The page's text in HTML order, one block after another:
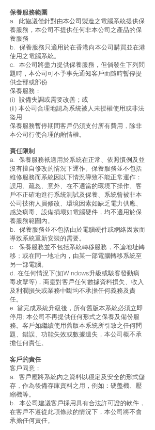
保養服務範圍
a. 此協議僅針對由本公司製造之電腦系統提供保
養服務，本公司不提供任何非本公司之產品的保
養服務
b. 保養服務只適用於在香港向本公司購買並在港
使用之電腦系統。
c. 本公司將盡力提供保養服務，但倘發生下列問
題時，本公司可不予事先通知客戶而隨時暫停提
供全部或部份
保養服務：
(i) 設備失調或需要改善；或
(ii) 本公司合理地認為系統被人未授權使用或非法
盜用
保養服務暫停期間客戶仍須支付所有費用，除非
本公司行使合理的酌情權。
責任限制
a. 保養服務衹適用於系統在正常、依照慣例及並
沒有擅自修改的情況下運作。保養服務並不包括
維修服務而系統因以下情況導致不能正常運作：
誤用、疏忽、意外、在不適當的環境下操作、客
戶不正確地進行系統測試及保養、系統曾被非本
公司技術人員修改、環境因素如缺乏電力供應、
感染病毒、設備損壞如電腦硬件，均不適用於保
養服務範圍內。
b. 保養服務並不包括由於電腦硬件或網絡因素而
導致系統重新安裝的需要。
c. 保養服務並不包括系統轉移服務，不論地址轉
移；或在同一地址內，由某一部電腦轉移系統至
另一部電腦。
d. 在任何情況下(如Windows升級或駭客發動病
毒攻擊等)，商靈對客戶任何數據資料損失、收入
及利潤損失或業務中斷均不承擔任何義務及責
任。
e. 當完成系統升級後，所有舊版本系統必須立即
停用; 本公司不再提供任何形式之保養及備份服
務。客戶如繼續使用舊版本系統所引致之任何問
題、錯誤、功能失效或數據遺失，本公司概不承
擔任何責任。
客戶的責任
客戶同意：
a. 客戶應將系統內之資料以穩定及安全的形式儲
存，作為後備存庫資料之用，例如：硬盤機、壓
縮機等。
b. 本公司建議客戶採用具有合法許可證的軟件，
在客戶不遵從此項條款的情況下，本公司將不會
承擔任何責任。